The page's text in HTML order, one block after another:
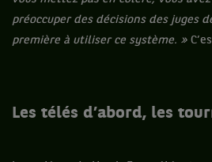
préoccuper des décisions des juges
première à utiliser ce système. »
Les télés d’abord, les